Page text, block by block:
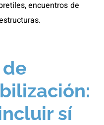
encuentros de
sí